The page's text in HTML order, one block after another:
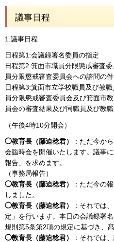
議事日程
1.議事日程
日程第1:会議録署名委員の指定
日程第2:箕面市職員分限懲戒審査
員分限懲戒審査委員会への諮問の件
日程第3:箕面市立学校職員及び教
員分限懲戒審査委員会及び箕面市
員会の審査結果及び同職員及び教
（午後4時10分開会）
◯教育長（藤迫稔君）
：ただ今か
会臨時会を開催いたします。議事
報告」を求めます。
（事務局報告）
◯教育長（藤迫稔君）
：ただ今の
しました。
◯教育長（藤迫稔君）
：それでは
定」を行います。本日の会議録署
規則第5条第2項の規定に基づき、
◯教育長（藤迫稔君）
：それでは